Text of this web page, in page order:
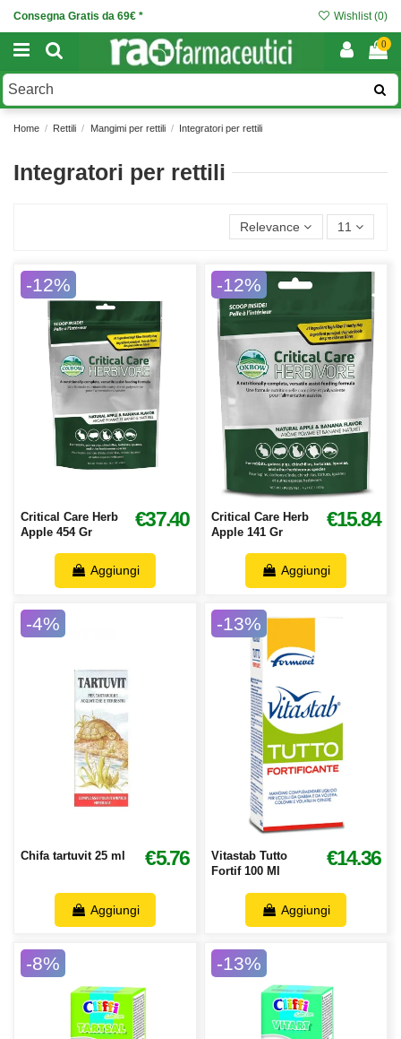
Consegna Gratis da 69€ * Wishlist (0)
0
Home Rettili Mangimi per rettili Integratori per rettili
Integratori per rettili
Relevance 11
-12%
Critical Care Herb
Apple 454 Gr
€37.40
Aggiungi
-12%
Critical Care Herb
Apple 141 Gr
€15.84
Aggiungi
-4%
Chifa tartuvit 25 ml €5.76
Aggiungi
-13%
Vitastab Tutto
Fortif 100 Ml
€14.36
Aggiungi
-8% -13%